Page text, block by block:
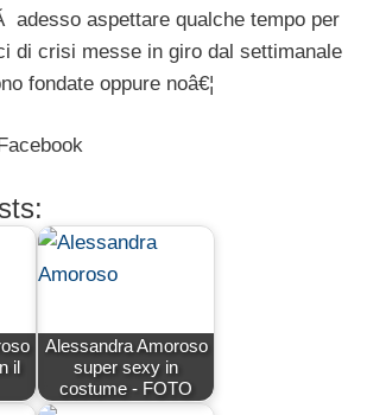
adesso aspettare qualche tempo per
di crisi messe in giro dal settimanale
fondate oppure noâ€¦
il
Alessandra Amoroso
super sexy in
costume - FOTO